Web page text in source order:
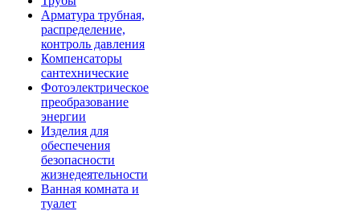
Арматура трубная,
распределение,
контроль давления
Компенсаторы
сантехнические
Фотоэлектрическое
преобразование
энергии
Изделия для
обеспечения
безопасности
жизнедеятельности
Ванная комната и
туалет